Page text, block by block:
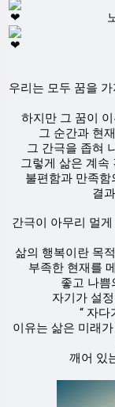
우리는 모두 꿈을
하지만 그 꿈이
그 순간과 현
그 간극을 좁혀
그렇게 삶은 계속
불편함과 만족
결
간극이 아무리 멀
삶의 행복이란 목
부족한 현재를
좋고 나쁨
자기가 설
“ 자
이유는 삶은 미래
깨어 있